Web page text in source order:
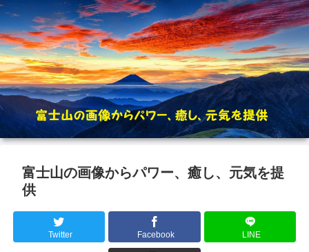
富士山の画像からパワー、癒し、元気を提
供
Twitter Facebook LINE